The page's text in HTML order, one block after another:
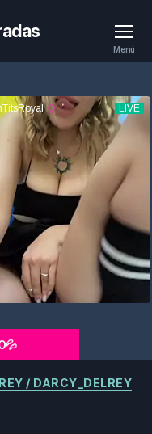
Menú
/ DARCY_DELREY